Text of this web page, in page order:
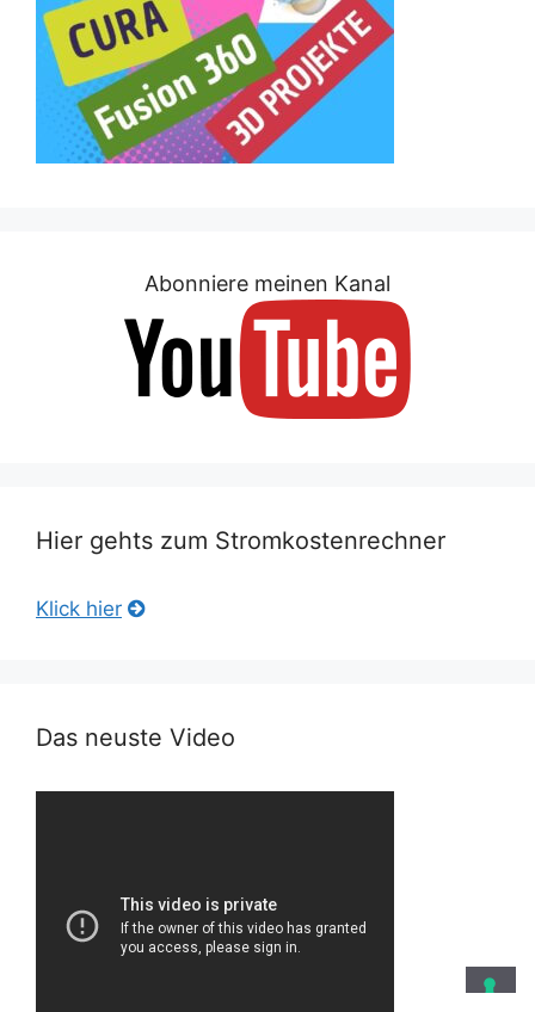
Abonniere meinen Kanal
Hier gehts zum Stromkostenrechner
Klick hier
Das neuste Video